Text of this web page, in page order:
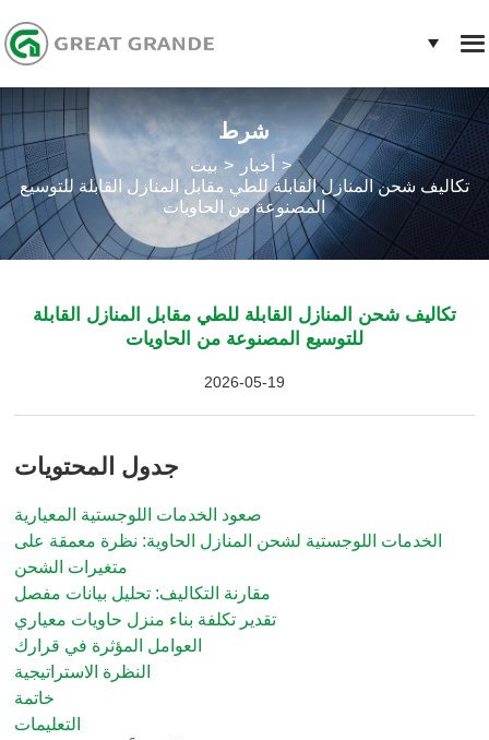
شرط
بيت
أخبار
تكاليف شحن المنازل القابلة للطي مقابل المنازل القابلة للتوسيع
المصنوعة من الحاويات
تكاليف شحن المنازل القابلة للطي مقابل المنازل القابلة
للتوسيع المصنوعة من الحاويات
2026-05-19
جدول المحتويات
صعود الخدمات اللوجستية المعيارية
الخدمات اللوجستية لشحن المنازل الحاوية: نظرة معمقة على
متغيرات الشحن
مقارنة التكاليف: تحليل بيانات مفصل
تقدير تكلفة بناء منزل حاويات معياري
العوامل المؤثرة في قرارك
النظرة الاستراتيجية
خاتمة
التعليمات